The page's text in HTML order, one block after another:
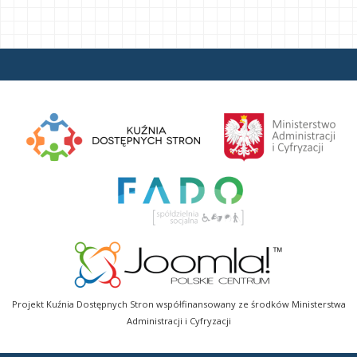
Projekt Kuźnia Dostępnych Stron współfinansowany ze środków Ministerstwa
Administracji i Cyfryzacji